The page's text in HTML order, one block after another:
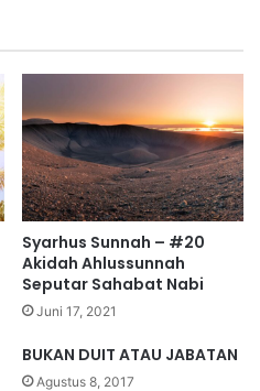
Syarhus Sunnah – #20
Akidah Ahlussunnah
Seputar Sahabat Nabi
Juni 17, 2021
BUKAN DUIT ATAU JABATAN
Agustus 8, 2017